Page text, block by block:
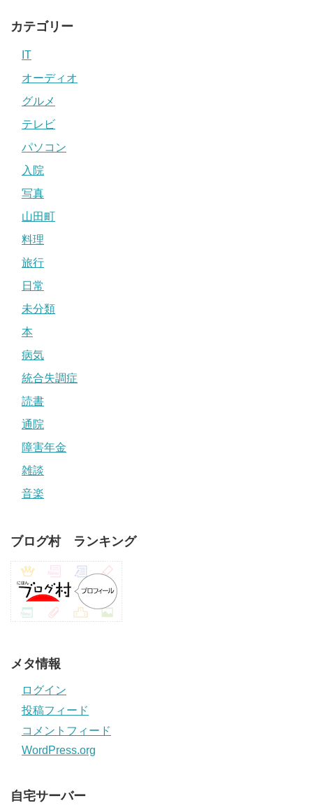
カテゴリー
IT
オーディオ
グルメ
テレビ
パソコン
入院
写真
山田町
料理
旅行
日常
未分類
本
病気
統合失調症
読書
通院
障害年金
雑談
音楽
ブログ村 ランキング
メタ情報
ログイン
投稿フィード
コメントフィード
WordPress.org
自宅サーバー